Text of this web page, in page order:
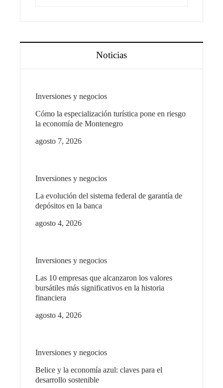
Noticias
Inversiones y negocios
Cómo la especialización turística pone en riesgo
la economía de Montenegro
agosto 7, 2026
Inversiones y negocios
La evolución del sistema federal de garantía de
depósitos en la banca
agosto 4, 2026
Inversiones y negocios
Las 10 empresas que alcanzaron los valores
bursátiles más significativos en la historia
financiera
agosto 4, 2026
Inversiones y negocios
Belice y la economía azul: claves para el
desarrollo sostenible